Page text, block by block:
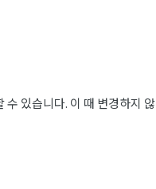
있습니다. 이 때 변경하지